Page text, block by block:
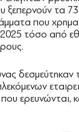
ξεπερνούν τα
που
τόσο από
δεσμεύτηκαν
ερευνώνται,